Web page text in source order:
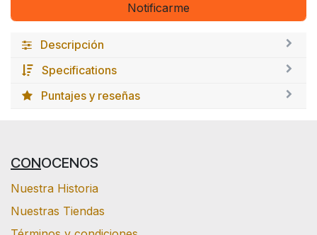
Notificarme
Descripción
Specifications
Puntajes y reseñas
CONOCENOS
Nuestra Historia
Nuestras Tiendas